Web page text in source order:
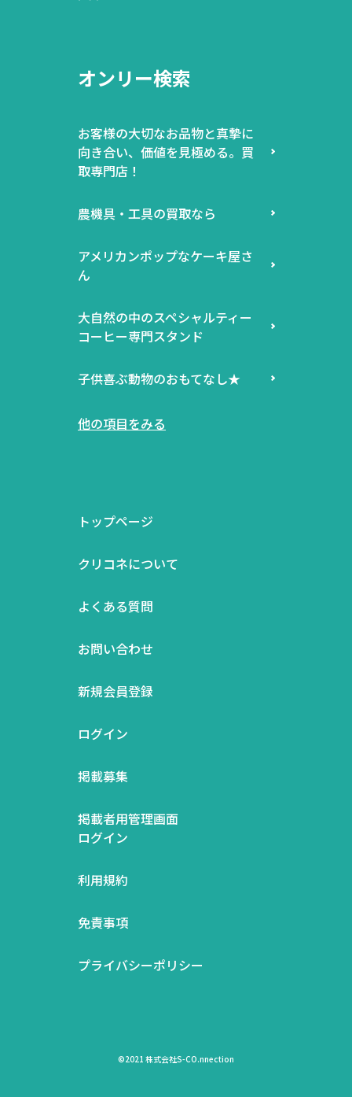
オンリー検索
お客様の大切なお品物と真摯に
向き合い、価値を見極める。買
取専門店！
農機具・工具の買取なら
アメリカンポップなケーキ屋さ
ん
大自然の中のスペシャルティー
コーヒー専門スタンド
子供喜ぶ動物のおもてなし★
他の項目をみる
トップページ
クリコネについて
よくある質問
お問い合わせ
新規会員登録
ログイン
掲載募集
掲載者用管理画面
ログイン
利用規約
免責事項
プライバシーポリシー
©2021 株式会社S-CO.nnection